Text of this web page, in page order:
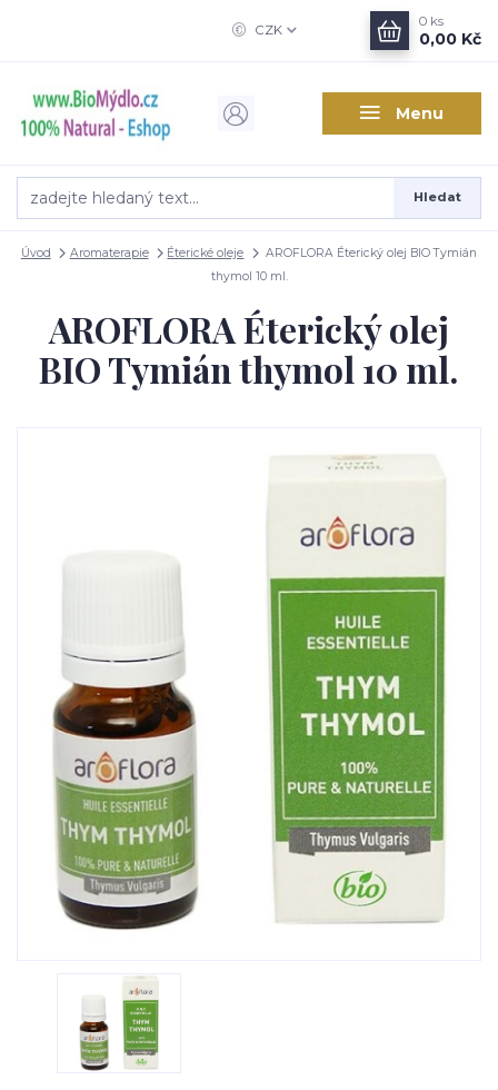
Menu
CZK
Hledat
0 ks
0,00 Kč
Úvod Aromaterapie Éterické oleje
AROFLORA Éterický olej BIO Tymián
thymol 10 ml.
AROFLORA Éterický olej
BIO Tymián thymol 10 ml.